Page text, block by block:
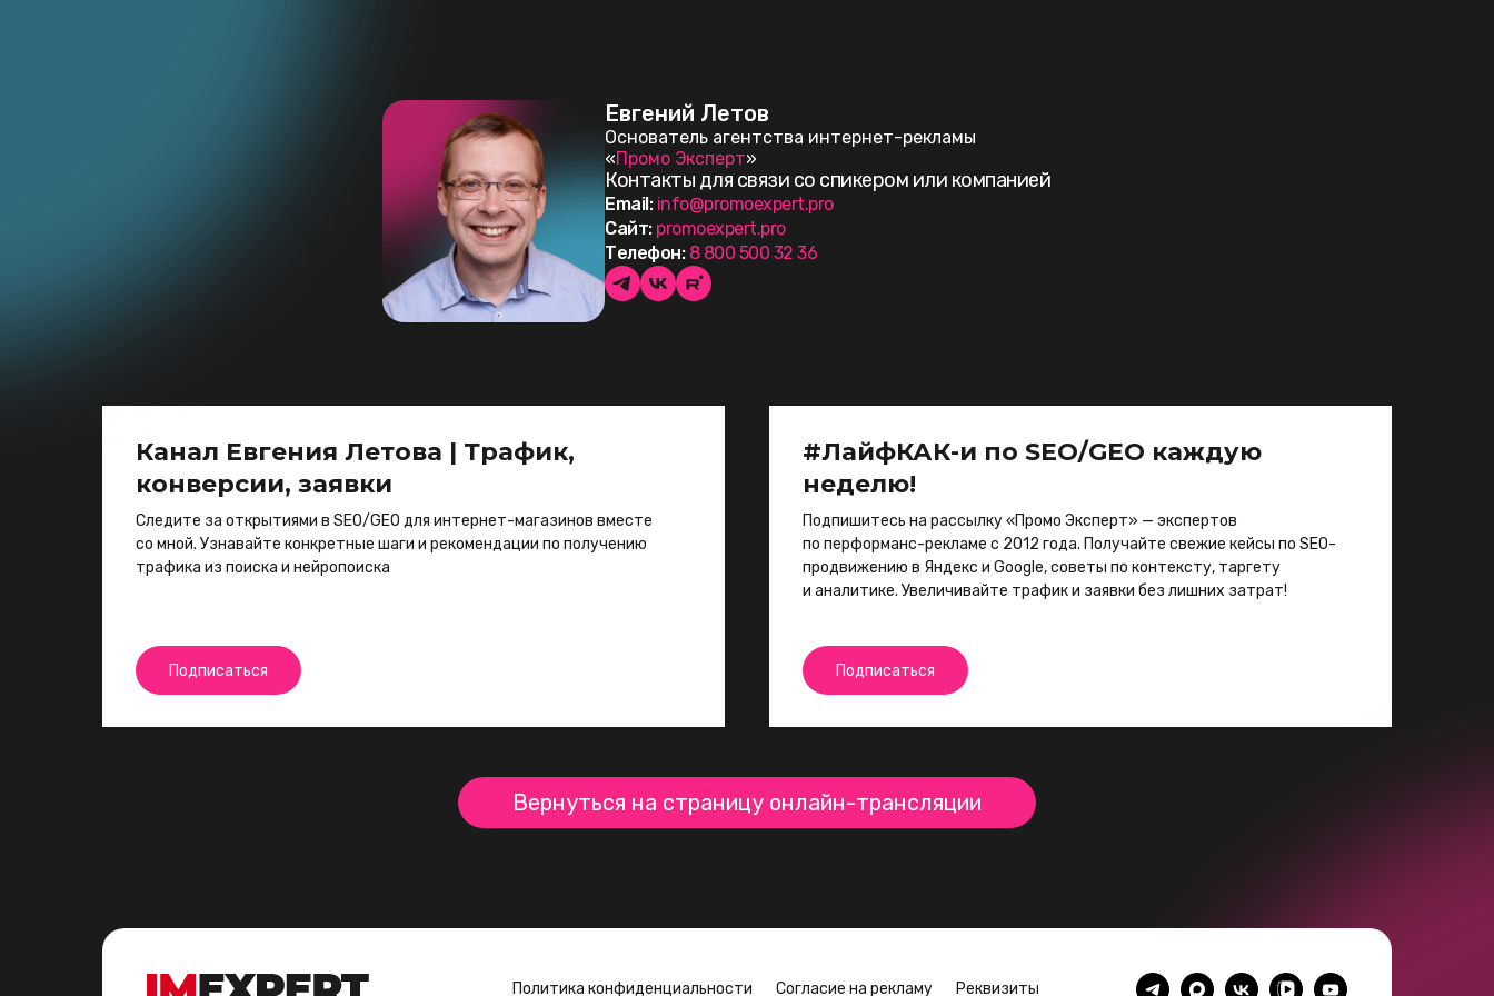
Евгений Летов
Основатель агентства интернет-рекламы
«Промо Эксперт»
Контакты для связи со спикером или компанией
Email: info@promoexpert.pro
Сайт: promoexpert.pro
Телефон: 8 800 500 32 36
Канал Евгения Летова | Трафик,
конверсии, заявки
Следите за открытиями в SEO/GEO для интернет-магазинов вместе
со мной. Узнавайте конкретные шаги и рекомендации по получению
трафика из поиска и нейропоиска
Подписаться
#ЛайфКАК-и по SEO/GEO каждую
неделю!
Подпишитесь на рассылку «Промо Эксперт» — экспертов
по перформанс-рекламе с 2012 года. Получайте свежие кейсы по SEO-
продвижению в Яндекс и Google, советы по контексту, таргету
и аналитике. Увеличивайте трафик и заявки без лишних затрат!
Подписаться
Вернуться на страницу онлайн-трансляции
Политика конфиденциальности Реквизиты
Согласие на рекламу